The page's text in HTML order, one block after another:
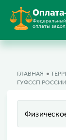
оплаты
ГЛАВНАЯ
ГУФССП